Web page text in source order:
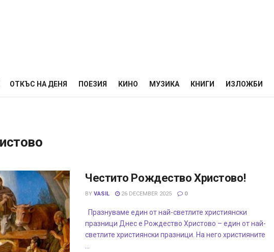
ОТКЪС НА ДЕНЯ ПОЕЗИЯ КИНО МУЗИКА КНИГИ ИЗЛОЖБИ
Честито Рождество Христово!
BY VASIL 26 DECEMBER 2025 0
Празнуваме един от най-светлите християнски
празници Днес е Рождество Христово – един от най-
светлите християнски празници. На него християните